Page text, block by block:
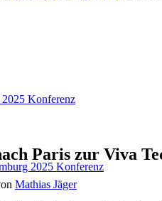
Konferenz
2025 Konferenz
Paris zur Viva
Mathias Jäger